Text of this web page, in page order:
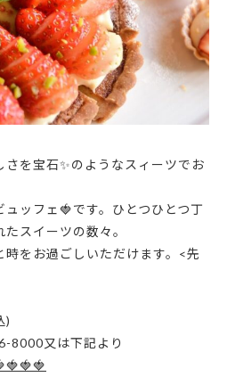
を宝石✨のようなスィーツでお
ッフェ🍓です。ひとつひとつ丁
スイーツの数々。
をお過ごしいただけます。<先
)
8000又は下記より